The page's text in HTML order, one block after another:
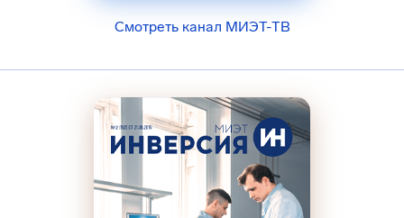
Смотреть канал МИЭТ-ТВ